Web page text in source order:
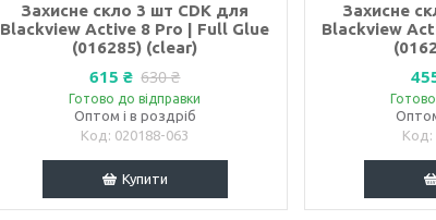
Захисне скло 3 шт CDK для
Blackview Active 8 Pro | Full Glue
(016285) (clear)
615 ₴ 630 ₴
Готово до відправки
Оптом і в роздріб
020188-063
Купити
Захисне
Blackview